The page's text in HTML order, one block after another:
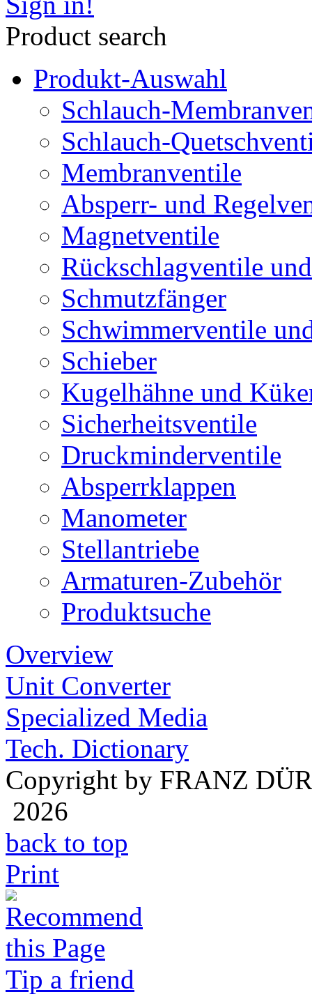
Product search
Produkt-Auswahl
Schlauch-
Schlauch-
Membranventile
Absperr- und
Magnetventile
Rückschlagventile
Schmutzfänger
Schwimmerventile
Schieber
Kugelhähne und
Sicherheitsventile
Druckminderventile
Absperrklappen
Manometer
Stellantriebe
Armaturen-Zubehör
Produktsuche
Overview
Unit Converter
Specialized Media
Tech. Dictionary
Copyright by FRANZ
2026
back to top
Print
Tip a friend